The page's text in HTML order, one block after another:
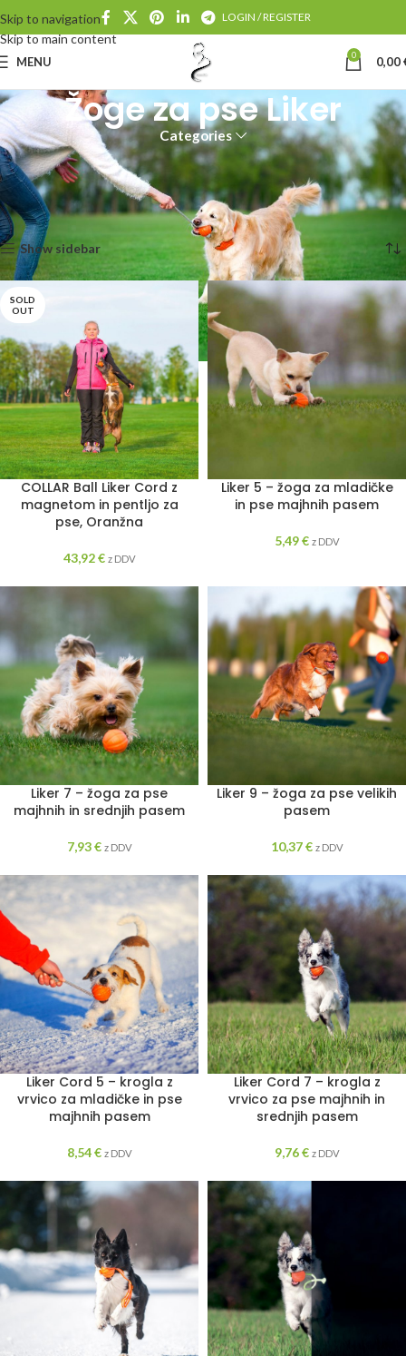
Skip to navigation
Skip to main content
LOGIN / REGISTER
MENU 0 0,00
Žoge za pse Liker
Categories
LIKER – ne samo žoga!
To je igrača, ki bi jo vaš ljubljenček rad in celo ljubil!
Domov Pasje igrače Žoge za pse Liker Prikaz vseh 9 rezultatov
Show sidebar
SOLD
OUT
COLLAR Ball Liker Cord z
magnetom in pentljo za
pse, Oranžna
43,92€ z DDV
Liker 5 – žoga za mladičke
in pse majhnih pasem
5,49€ z DDV
Liker 7 – žoga za pse
majhnih in srednjih pasem
7,93€ z DDV
Liker 9 – žoga za pse velikih
pasem
10,37€ z DDV
Liker Cord 5 – krogla z
vrvico za mladičke in pse
majhnih pasem
8,54€ z DDV
Liker Cord 7 – krogla z
vrvico za pse majhnih in
srednjih pasem
9,76€ z DDV